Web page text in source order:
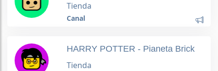
Tienda
Canal
HARRY POTTER - Pianeta Brick
Tienda